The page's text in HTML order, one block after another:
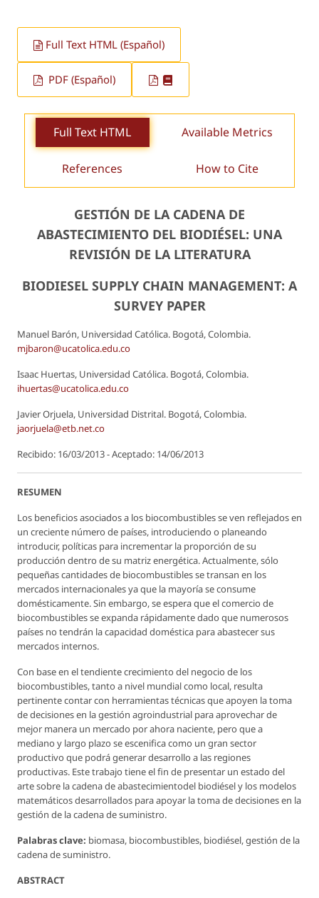
Full Text HTML (Español)
PDF (Español)
Full Text HTML Available Metrics
References How to Cite
GESTIÓN DE LA CADENA DE
ABASTECIMIENTO DEL BIODIÉSEL: UNA
REVISIÓN DE LA LITERATURA
BIODIESEL SUPPLY CHAIN MANAGEMENT: A
SURVEY PAPER
Manuel Barón, Universidad Católica. Bogotá, Colombia.
mjbaron@ucatolica.edu.co
Isaac Huertas, Universidad Católica. Bogotá, Colombia.
ihuertas@ucatolica.edu.co
Javier Orjuela, Universidad Distrital. Bogotá, Colombia.
jaorjuela@etb.net.co
Recibido: 16/03/2013 - Aceptado: 14/06/2013
RESUMEN
Los beneficios asociados a los biocombustibles se ven reflejados en
un creciente número de países, introduciendo o planeando
introducir, políticas para incrementar la proporción de su
producción dentro de su matriz energética. Actualmente, sólo
pequeñas cantidades de biocombustibles se transan en los
mercados internacionales ya que la mayoría se consume
domésticamente. Sin embargo, se espera que el comercio de
biocombustibles se expanda rápidamente dado que numerosos
países no tendrán la capacidad doméstica para abastecer sus
mercados internos.
Con base en el tendiente crecimiento del negocio de los
biocombustibles, tanto a nivel mundial como local, resulta
pertinente contar con herramientas técnicas que apoyen la toma
de decisiones en la gestión agroindustrial para aprovechar de
mejor manera un mercado por ahora naciente, pero que a
mediano y largo plazo se escenifica como un gran sector
productivo que podrá generar desarrollo a las regiones
productivas. Este trabajo tiene el fin de presentar un estado del
arte sobre la cadena de abastecimientodel biodiésel y los modelos
matemáticos desarrollados para apoyar la toma de decisiones en la
gestión de la cadena de suministro.
Palabras clave: biomasa, biocombustibles, biodiésel, gestión de la
cadena de suministro.
ABSTRACT